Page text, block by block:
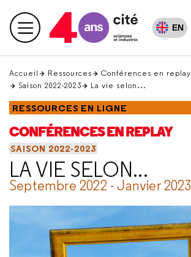
en
haut Menu principal EN
Accueil Ressources Conférences en replay
Saison 2022-2023
La vie selon...
RESSOURCES EN LIGNE
CONFÉRENCES EN REPLAY
SAISON 2022-2023
LA VIE SELON...
Septembre 2022 - Janvier 2023